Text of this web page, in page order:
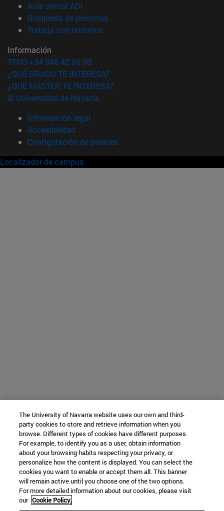
Aula virtual ADI
Búsqueda de personas(abre en nueva ventana)
Trabaja con nosotros(abre en nueva ventana)
Información
TFNO +34 948 42 56 00
¿QUÉ GRADO TE INTERESA?
¿QUÉ MÁSTER TE INTERESA?
© Universidad de Navarra
Información legal
Accesibilidad
Configuración de cookies
Localizador de campus
The University of Navarra website uses our own and third-
party cookies to store and retrieve information when you
browse. Different types of cookies have different purposes.
For example, to identify you as a user, obtain information
about your browsing habits respecting your privacy, or
personalize how the content is displayed. You can select the
cookies you want to enable or accept them all. This banner
will remain active until you choose one of the two options.
For more detailed information about our cookies, please visit
our Cookie Policy.